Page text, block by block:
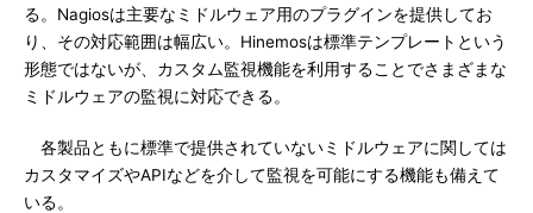
る。Nagiosは主要なミドルウェア用のプラグインを提供してお
り、その対応範囲は幅広い。Hinemosは標準テンプレートという
形態ではないが、カスタム監視機能を利用することでさまざまな
ミドルウェアの監視に対応できる。
各製品ともに標準で提供されていないミドルウェアに関しては
カスタマイズやAPIなどを介して監視を可能にする機能も備えて
いる。